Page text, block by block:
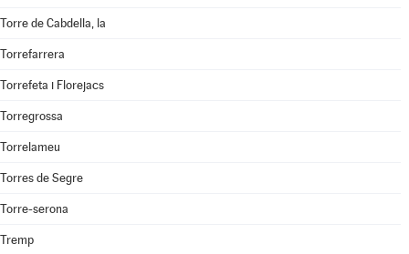
Torre de Cabdella, la
Torrefarrera
Torrefeta i Florejacs
Torregrossa
Torrelameu
Torres de Segre
Torre-serona
Tremp